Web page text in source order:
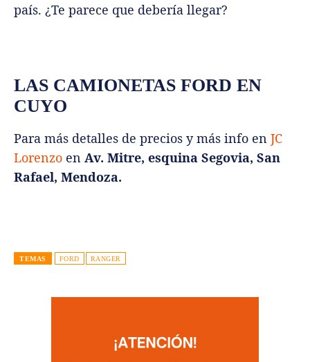
país. ¿Te parece que debería llegar?
LAS CAMIONETAS FORD EN
CUYO
Para más detalles de precios y más info en JC
Lorenzo en Av. Mitre, esquina Segovia, San
Rafael, Mendoza.
TEMAS FORD RANGER